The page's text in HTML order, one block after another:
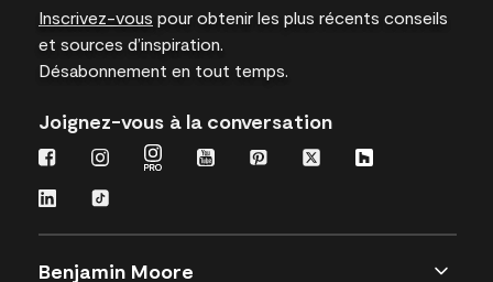
Inscrivez-vous pour obtenir les plus récents conseils
et sources d’inspiration.
Désabonnement en tout temps.
Joignez-vous à la conversation
Benjamin Moore